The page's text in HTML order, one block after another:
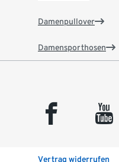
Damenpullover
Damensporthosen
facebook youtube
Vertrag widerrufen